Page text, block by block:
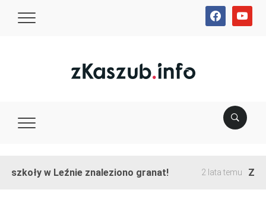
facebookyoutube
szkoły w Leźnie znaleziono granat! 2 lata temu